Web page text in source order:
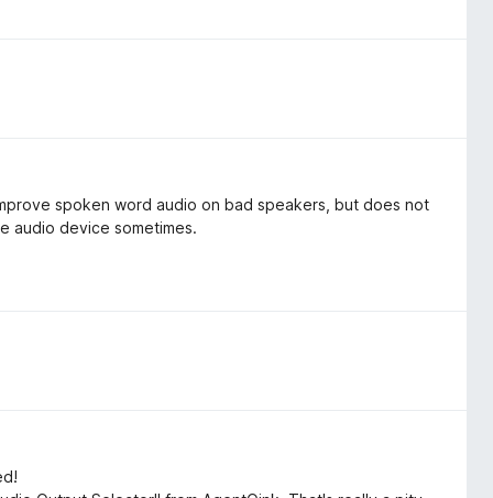
spoken word audio on bad speakers, but does not
audio device sometimes.